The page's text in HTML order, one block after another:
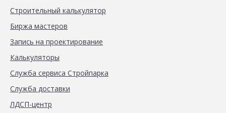
Строительный калькулятор
Биржа мастеров
Запись на проектирование
Калькуляторы
Служба сервиса Стройпарка
Служба доставки
ЛДСП-центр